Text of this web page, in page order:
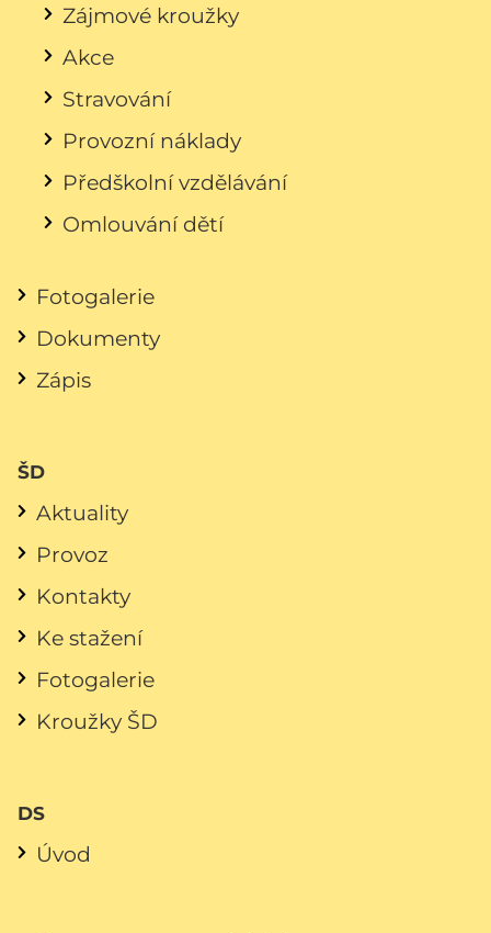
Zájmové kroužky
Akce
Stravování
Provozní náklady
Předškolní vzdělávání
Omlouvání dětí
Fotogalerie
Dokumenty
Zápis
ŠD
Aktuality
Provoz
Kontakty
Ke stažení
Fotogalerie
Kroužky ŠD
DS
Úvod